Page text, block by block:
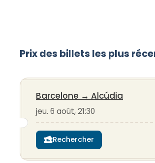
Prix des billets les plus
Barcelone → Alcúdia
jeu. 6 août, 21:30
Rechercher